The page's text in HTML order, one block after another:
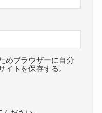
めブラウザーに自分
イトを保存する。